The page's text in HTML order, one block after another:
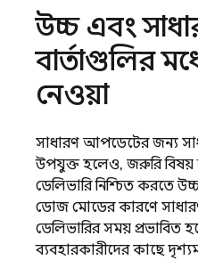
উচ্চ এবং
বার্তাগুলির
নেওয়া
সাধারণ আপডেটের জন্য
উপযুক্ত হলেও, জরুরি বিষয়
ডেলিভারি নিশ্চিত করতে
ডোজ মোডের কারণে
ডেলিভারির সময় প্রভাবিত
ব্যবহারকারীদের কাছে